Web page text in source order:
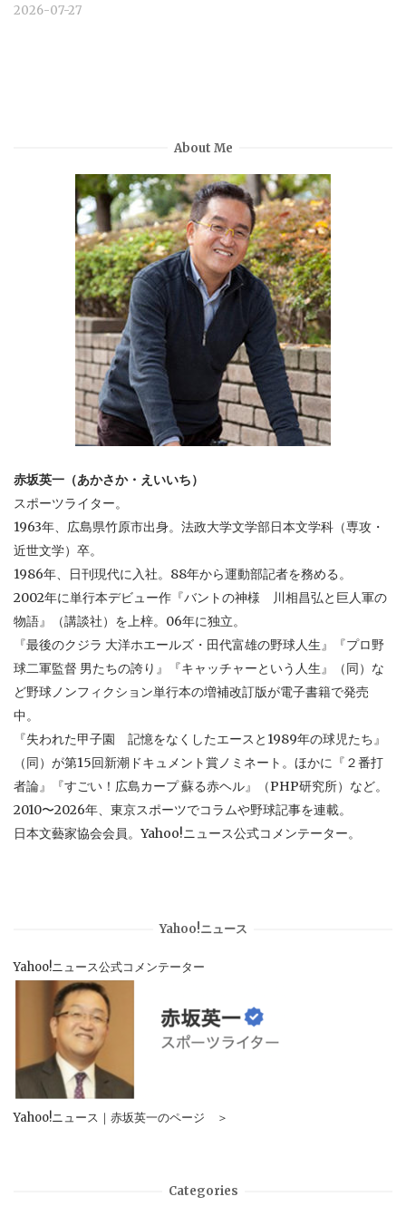
2026-07-27
About Me
赤坂英一（あかさか・えいいち）
スポーツライター。
1963年、広島県竹原市出身。法政大学文学部日本文学科（専攻・
近世文学）卒。
1986年、日刊現代に入社。88年から運動部記者を務める。
2002年に単行本デビュー作『バントの神様 川相昌弘と巨人軍の
物語』（講談社）を上梓。06年に独立。
『最後のクジラ 大洋ホエールズ・田代富雄の野球人生』『プロ野
球二軍監督 男たちの誇り』『キャッチャーという人生』（同）な
ど野球ノンフィクション単行本の増補改訂版が電子書籍で発売
中。
『失われた甲子園 記憶をなくしたエースと1989年の球児たち』
（同）が第15回新潮ドキュメント賞ノミネート。ほかに『２番打
者論』『すごい！広島カープ 蘇る赤ヘル』（PHP研究所）など。
2010〜2026年、東京スポーツでコラムや野球記事を連載。
日本文藝家協会会員。Yahoo!ニュース公式コメンテーター。
Yahoo!ニュース
Yahoo!ニュース公式コメンテーター
Yahoo!ニュース｜赤坂英一のページ ＞
Categories